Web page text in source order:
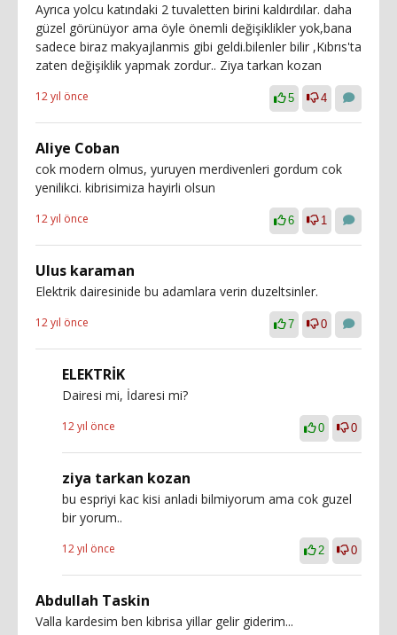
Ayrıca yolcu katındaki 2 tuvaletten birini kaldırdılar. daha
güzel görünüyor ama öyle önemli değişiklikler yok,bana
sadece biraz makyajlanmis gibi geldi.bilenler bilir ,Kıbrıs'ta
zaten değişiklik yapmak zordur.. Ziya tarkan kozan
12 yıl önce 5 4
Aliye Coban
cok modern olmus, yuruyen merdivenleri gordum cok
yenilikci. kibrisimiza hayirli olsun
12 yıl önce 6 1
Ulus karaman
Elektrik dairesinide bu adamlara verin duzeltsinler.
12 yıl önce 7 0
ELEKTRİK
Dairesi mi, İdaresi mi?
12 yıl önce 0 0
ziya tarkan kozan
bu espriyi kac kisi anladi bilmiyorum ama cok guzel
bir yorum..
12 yıl önce 2 0
Abdullah Taskin
Valla kardesim ben kibrisa yillar gelir giderim...